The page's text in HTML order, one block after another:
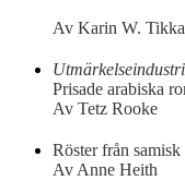
Av Karin W.
Prisade arabiska
Av Tetz Rooke
Röster från
Av Anne Heith